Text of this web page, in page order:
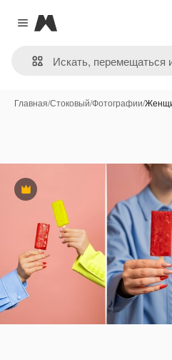
Close menu
Magnific
Главная/Стоковый/Фотографии/
Премиум